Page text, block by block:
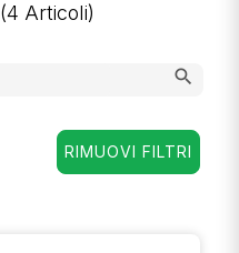
(4 Articoli)
search
RIMUOVI FILTRI